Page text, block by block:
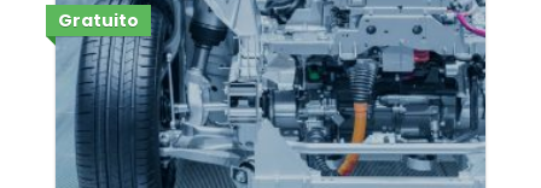
Gratuito